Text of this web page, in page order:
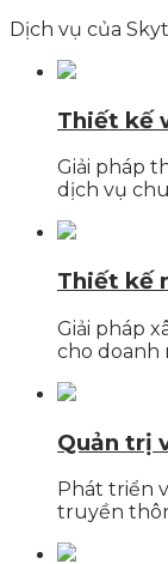
Dịch vụ của
Thiết kế
Giải pháp
dịch vụ
Thiết kế
Giải pháp
cho doanh
Quản trị
Phát triển
truyền